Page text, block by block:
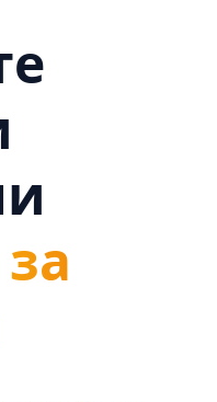
за